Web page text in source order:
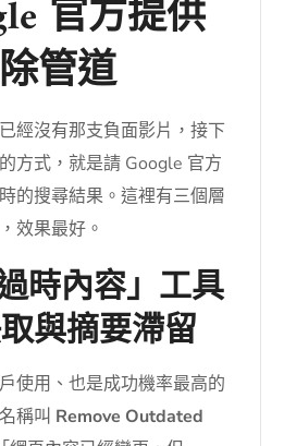
官方提供
管道
經沒有那支負面影片，接下
方式，就是請 Google 官方
的搜尋結果。這裡有三個層
效果最好。
時內容」工具
與摘要滯留
使用、也是成功機率最高的
稱叫 Remove Outdated